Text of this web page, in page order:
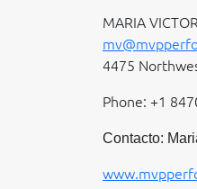
MARIA
4475
Phone: +1
Contacto: